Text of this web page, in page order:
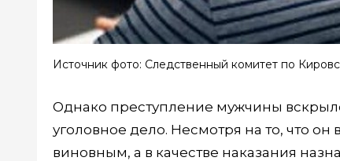
Источник фото: Следственный комитет по
Однако преступление мужчины
уголовное дело. Несмотря на то, что
виновным, а в качестве наказания